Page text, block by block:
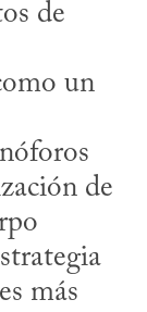
de
un
de
más